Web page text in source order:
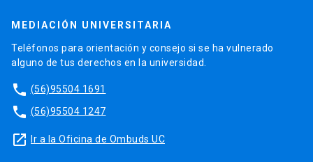
MEDIACIÓN UNIVERSITARIA
Teléfonos para orientación y consejo si se ha vulnerado
alguno de tus derechos en la universidad.
phone (56)95504 1691
phone (56)95504 1247
launch Ir a la Oficina de Ombuds UC